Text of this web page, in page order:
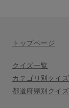
トップページ
クイズ一覧
カテゴリ別クイ
都道府県別クイ